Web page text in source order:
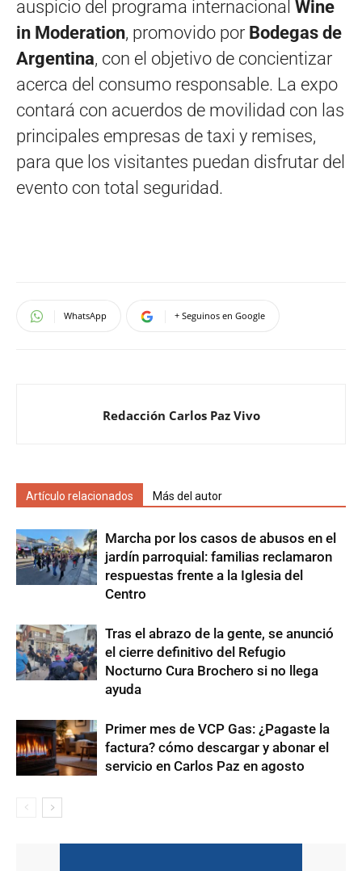
auspicio del programa internacional Wine
in Moderation, promovido por Bodegas de
Argentina, con el objetivo de concientizar
acerca del consumo responsable. La expo
contará con acuerdos de movilidad con las
principales empresas de taxi y remises,
para que los visitantes puedan disfrutar del
evento con total seguridad.
WhatsApp + Seguinos en Google
Redacción Carlos Paz Vivo
Artículo relacionados Más del autor
Marcha por los casos de abusos en el
jardín parroquial: familias reclamaron
respuestas frente a la Iglesia del
Centro
Tras el abrazo de la gente, se anunció
el cierre definitivo del Refugio
Nocturno Cura Brochero si no llega
ayuda
Primer mes de VCP Gas: ¿Pagaste la
factura? cómo descargar y abonar el
servicio en Carlos Paz en agosto